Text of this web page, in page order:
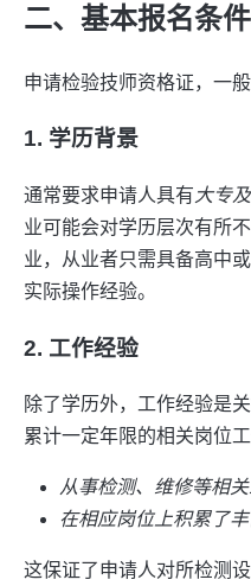
二、基本报名条
申请检验技师资格证，一
1. 学历背景
通常要求申请人具有 大专
业可能会对学历层次有所
业，从业者只需具备高中
实际操作经验。
2. 工作经验
除了学历外，工作经验是
累计一定年限的相关岗位
从事检测、维修等相
在相应岗位上积累了
这保证了申请人对所检测